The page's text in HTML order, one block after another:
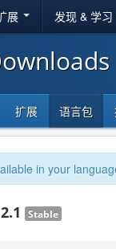
展 发现 & 学习
扩展 语言包
in your
Stable